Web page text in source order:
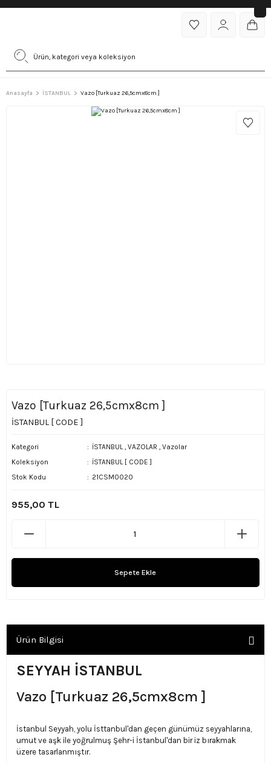
Anasayfa İSTANBUL Vazo [Turkuaz 26,5cmx8cm ]
Vazo [Turkuaz 26,5cmx8cm ]
İSTANBUL [ CODE ]
Kategori İSTANBUL ,VAZOLAR ,Vazolar
Koleksiyon
İSTANBUL [ CODE ]
Stok Kodu
21CSM0020
955,00 TL
Sepete Ekle
Ürün Bilgisi
SEYYAH İSTANBUL
Vazo [Turkuaz 26,5cmx8cm ]
İstanbul Seyyah, yolu İsttanbul'dan geçen günümüz seyyahlarına,
umut ve aşk ile yoğrulmuş Şehr-i İstanbul'dan bir iz bırakmak
üzere tasarlanmıştır.